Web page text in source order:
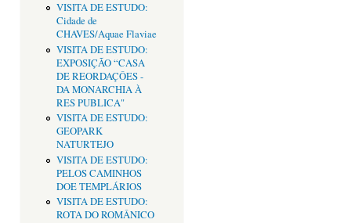
VISITA DE ESTUDO:
Cidade de
CHAVES/Aquae Flaviae
VISITA DE ESTUDO:
EXPOSIÇÃO “CASA
DE REORDAÇÔES -
DA MONARCHIA À
RES PUBLICA"
VISITA DE ESTUDO:
GEOPARK
NATURTEJO
VISITA DE ESTUDO:
PELOS CAMINHOS
DOE TEMPLÁRIOS
VISITA DE ESTUDO:
ROTA DO ROMÂNICO